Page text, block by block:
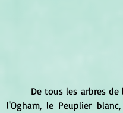
l'Ogham, le Peuplier